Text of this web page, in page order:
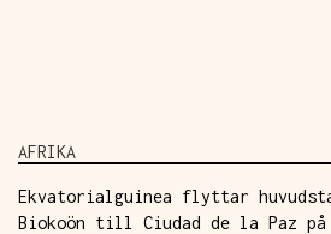
AFRIKA
Ekvatorialguinea flyttar
Biokoön till Ciudad de la Paz på